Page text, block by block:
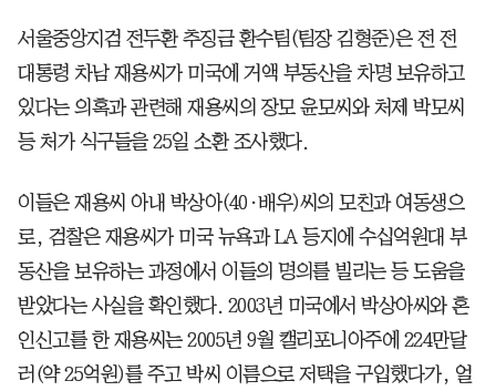
서울중앙지검 전두환 추징금 환수팀(팀장 김형준)은 전 전
대통령 차남 재용씨가 미국에 거액 부동산을 차명 보유하고
있다는 의혹과 관련해 재용씨의 장모 윤모씨와 처제 박모씨
등 처가 식구들을 25일 소환 조사했다.
이들은 재용씨 아내 박상아(40·배우)씨의 모친과 여동생으
로, 검찰은 재용씨가 미국 뉴욕과 LA 등지에 수십억원대 부
동산을 보유하는 과정에서 이들의 명의를 빌리는 등 도움을
받았다는 사실을 확인했다. 2003년 미국에서 박상아씨와 혼
인신고를 한 재용씨는 2005년 9월 캘리포니아주에 224만달
러(약 25억원)를 주고 박씨 이름으로 저택을 구입했다가, 얼